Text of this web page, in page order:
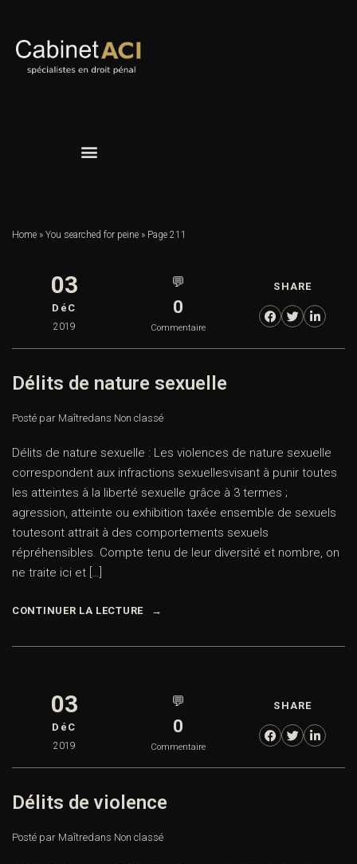
Home » You searched for peine » Page 211
03
DéC
2019
💬
0
Commentaire
SHARE
Délits de nature sexuelle
Posté par Maîtredans Non classé
Délits de nature sexuelle : Les violences de nature sexuelle
correspondent aux infractions sexuellesvisant à punir toutes
les atteintes à la liberté sexuelle grâce à 3 termes ;
agression, atteinte ou exhibition taxée ensemble de sexuels
toutesont attrait à des comportements sexuels
répréhensibles. Compte tenu de leur diversité et nombre, on
ne traite ici et […]
CONTINUER LA LECTURE
03
DéC
2019
💬
0
Commentaire
SHARE
Délits de violence
Posté par Maîtredans Non classé